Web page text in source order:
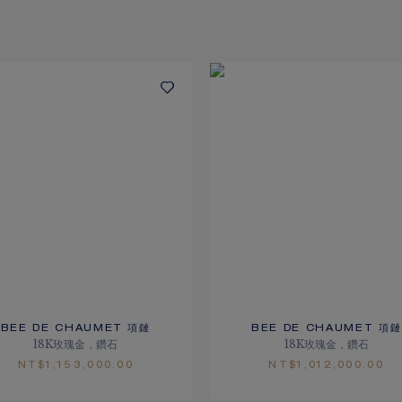
BEE DE CHAUMET 項鏈
18K玫瑰金，鑽石
NT$‌1,153,000.00
BEE DE CHAUMET 項鏈
18K玫瑰金，鑽石
NT$‌1,012,000.00